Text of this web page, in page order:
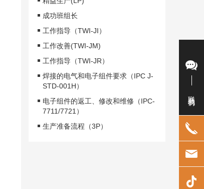
成功班组长
工作指导（TWI-JI）
工作改善(TWI-JM)
工作指导（TWI-JR）
焊接的电气和电子组件要求（IPC J-
STD-001H）
电子组件的返工、修改和维修（IPC-
7711/7721）
生产准备流程（3P）